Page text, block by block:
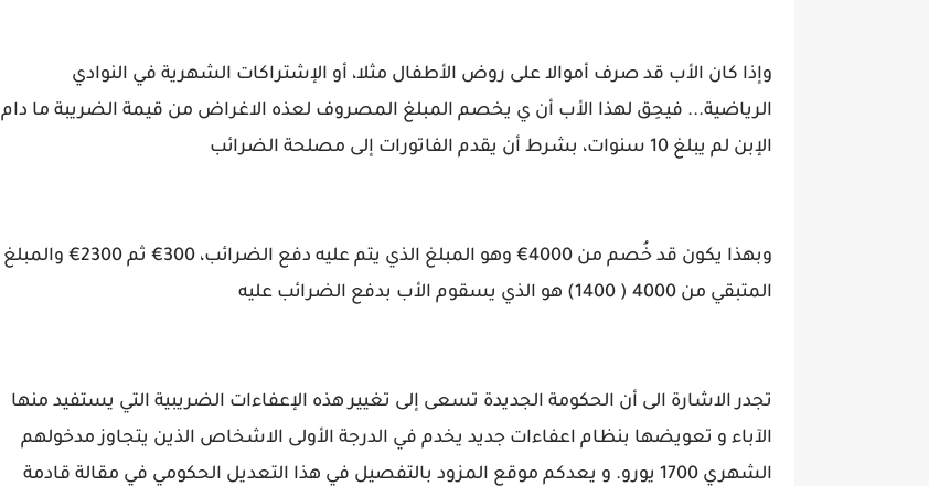
وإذا كان الأب قد صرف أموالا على روض الأطفال مثلا، أو الإشتراكات الشهرية في النوادي
الرياضية... فيحِق لهذا الأب أن ي يخصم المبلغ المصروف لعذه الاغراض من قيمة الضريبة ما دام
الإبن لم يبلغ 10 سنوات، بشرط أن يقدم الفاتورات إلى مصلحة الضرائب
وبهذا يكون قد خُصم من 4000€ وهو المبلغ الذي يتم عليه دفع الضرائب، 300€ ثم 2300€ والمبلغ
المتبقي من 4000 ( 1400) هو الذي يسقوم الأب بدفع الضرائب عليه
تجدر الاشارة الى أن الحكومة الجديدة تسعى إلى تغيير هذه الإعفاءات الضريبية التي يستفيد منها
الآباء و تعويضها بنظام اعفاءات جديد يخدم في الدرجة الأولى الاشخاص الذين يتجاوز مدخولهم
الشهري 1700 يورو. و يعدكم موقع المزود بالتفصيل في هذا التعديل الحكومي في مقالة قادمة